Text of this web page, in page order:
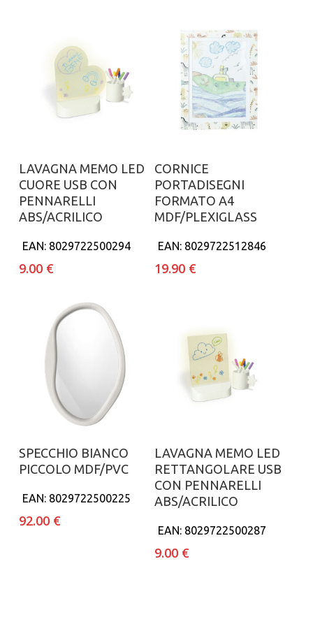
Aggiungi al carrello
LAVAGNA MEMO LED
CUORE USB CON
PENNARELLI
ABS/ACRILICO
EAN: 8029722500294
9.00 €
Aggiungi al carrello
CORNICE
PORTADISEGNI
FORMATO A4
MDF/PLEXIGLASS
EAN: 8029722512846
19.90 €
Aggiungi al carrello
SPECCHIO BIANCO
PICCOLO MDF/PVC
EAN: 8029722500225
92.00 €
Aggiungi al carrello
LAVAGNA MEMO LED
RETTANGOLARE USB
CON PENNARELLI
ABS/ACRILICO
EAN: 8029722500287
9.00 €